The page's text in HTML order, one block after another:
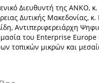
Διευθυντή της ANKO,
Δυτικής Μακεδονίας,
Αντιπεριφερειάρχη
του Enterprise
τοπικών μικρών και